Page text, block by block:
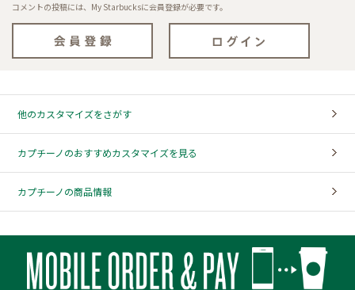
コメントの投稿には、My Starbucksに会員登録が必要です。
他のカスタマイズをさがす
カプチーノのおすすめカスタマイズを見る
カプチーノの商品情報